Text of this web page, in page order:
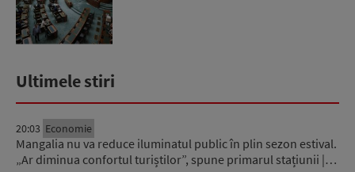
Ultimele stiri
20:03 Economie
Mangalia nu va reduce iluminatul public în plin sezon estival.
„Ar diminua confortul turiștilor”, spune primarul stațiunii |…